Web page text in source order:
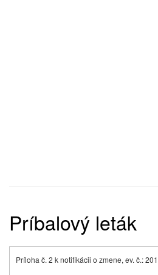
Príbalový leták
Príloha č. 2 k notifikácii o zmene, ev. č.: